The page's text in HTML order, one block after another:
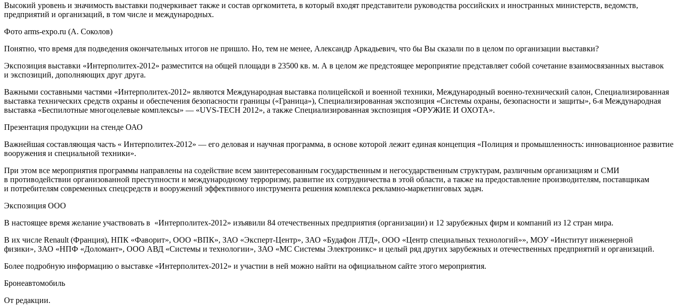
Высокий уровень и значимость выставки подчеркивает также и состав оргкомитета, в который входят представители руководства российских и иностранных министерств, ведомств,
предприятий и организаций, в том числе и международных.
Фото arms-expo.ru (А. Соколов)
Понятно, что время для подведения окончательных итогов не пришло. Но, тем не менее, Александр Аркадьевич, что бы Вы сказали по в целом по организации выставки?
Экспозиция выставки «Интерполитех-2012» разместится на общей площади в 23500 кв. м. А в целом же предстоящее мероприятие представляет собой сочетание взаимосвязанных выставок
и экспозиций, дополняющих друг друга.
Важными составными частями «Интерполитех-2012» являются Международная выставка полицейской и военной техники, Международный военно-технический салон, Специализированная
выставка технических средств охраны и обеспечения безопасности границы («Граница»), Специализированная экспозиция «Системы охраны, безопасности и защиты», 6-я Международная
выставка «Беспилотные многоцелевые комплексы» — «UVS-TECH 2012», а также Специализированная экспозиция «ОРУЖИЕ И ОХОТА».
Презентация продукции на стенде ОАО
Важнейшая составляющая часть « Интерполитех-2012» — его деловая и научная программа, в основе которой лежит единая концепция «Полиция и промышленность: инновационное развитие
вооружения и специальной техники».
При этом все мероприятия программы направлены на содействие всем заинтересованным государственным и негосударственным структурам, различным организациям и СМИ
в противодействии организованной преступности и международному терроризму, развитие их сотрудничества в этой области, а также на предоставление производителям, поставщикам
и потребителям современных спецсредств и вооружений эффективного инструмента решения комплекса рекламно-маркетинговых задач.
Экспозиция ООО
В настоящее время желание участвовать в «Интерполитех-2012» изъявили 84 отечественных предприятия (организации) и 12 зарубежных фирм и компаний из 12 стран мира.
В их числе Renault (Франция), НПК «Фаворит», ООО «ВПК», ЗАО «Эксперт-Центр», ЗАО «Будафон ЛТД», ООО «Центр специальных технологий»», МОУ «Институт инженерной
физики», ЗАО «НПФ «Доломант», ООО АВД «Системы и технологии», ЗАО «МС Системы Электроникс» и целый ряд других зарубежных и отечественных предприятий и организаций.
Более подробную информацию о выставке «Интерполитех-2012» и участии в ней можно найти на официальном сайте этого мероприятия.
Бронеавтомобиль
От редакции.